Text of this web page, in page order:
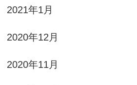
2021年1月
2020年12月
2020年11月